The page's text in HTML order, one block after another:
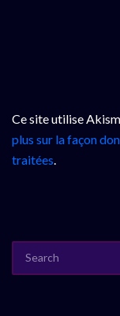
Ce site utilise
plus sur la façon
traitées.
FOR: